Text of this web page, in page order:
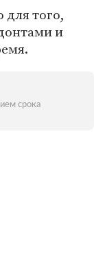
для того,
и
срока